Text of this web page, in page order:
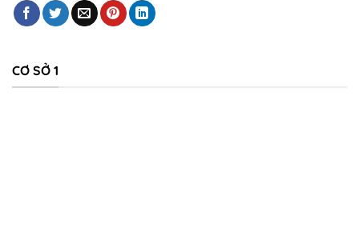
CƠ SỞ 1